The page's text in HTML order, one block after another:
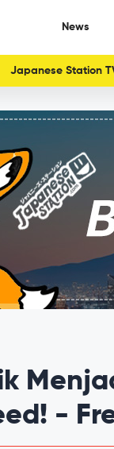
News
Japanese Station
-